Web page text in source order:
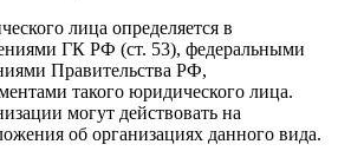
лица определяется в
ГК РФ (ст. 53), федеральными
Правительства РФ,
такого юридического лица.
могут действовать на
об организациях данного вида.